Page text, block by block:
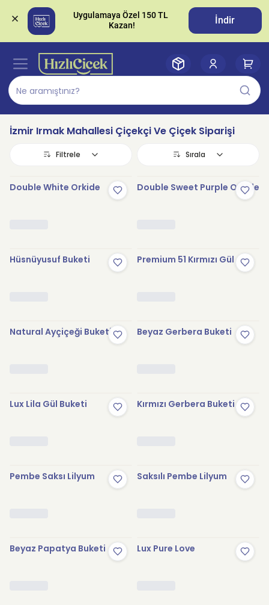
Uygulamaya Özel 150 TL
İndir
İzmir Irmak Mahallesi Çiçekçi Ve Çiçek Siparişi
Filtrele Sırala
Double White Orkide Double Sweet Purple Orkide
Hüsnüyusuf Buketi Premium 51 Kırmızı Gül
Natural Ayçiçeği Buketi Beyaz Gerbera Buketi
Lux Lila Gül Buketi Kırmızı Gerbera Buketi
Pembe Saksı Lilyum Saksılı Pembe Lilyum
Beyaz Papatya Buketi Lux Pure Love